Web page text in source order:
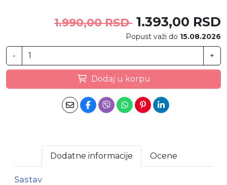
1.990,00 RSD 1.393,00 RSD
Popust važi do 15.08.2026
- +
Dodaj u korpu
Dodatne informacije Ocene
Sastav